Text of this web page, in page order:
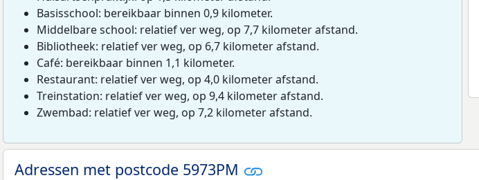
Basisschool: bereikbaar binnen 0,9 kilometer.
Middelbare school: relatief ver weg, op 7,7 kilometer afstand.
Bibliotheek: relatief ver weg, op 6,7 kilometer afstand.
Café: bereikbaar binnen 1,1 kilometer.
Restaurant: relatief ver weg, op 4,0 kilometer afstand.
Treinstation: relatief ver weg, op 9,4 kilometer afstand.
Zwembad: relatief ver weg, op 7,2 kilometer afstand.
Adressen met postcode 5973PM